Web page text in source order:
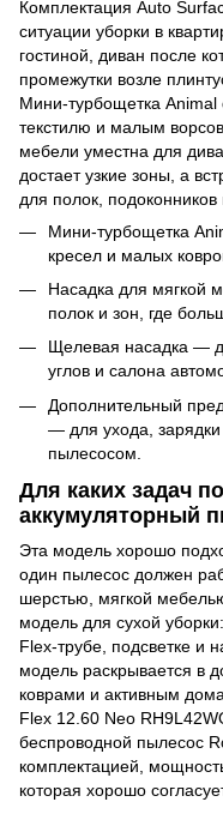
Комплектация Auto
ситуации уборки в
гостиной, диван после
промежутки возле
Мини-турбощетка Animal
текстилю и малым
мебели уместна для
достает узкие зоны, а
для полок,
Мини-турбощетка
кресел и малых
Насадка для мягкой
полок и зон, где
Щелевая насадка —
углов и салона
Дополнительный
— для ухода,
пылесосом.
Для каких задач
аккумуляторный
Эта модель хорошо
один пылесос должен
шерстью, мягкой
модель для сухой
Flex-трубе, подсветке и
модель раскрывается в
коврами и активным
Flex 12.60 Neo
беспроводной пылесос
комплектацией,
которая хорошо